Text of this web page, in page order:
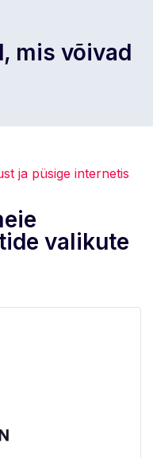
mis võivad
ja püsige internetis
valikute